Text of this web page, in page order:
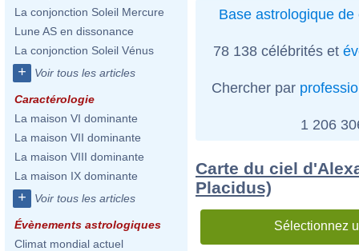
La conjonction Soleil Mercure
Lune AS en dissonance
La conjonction Soleil Vénus
+ Voir tous les articles
Caractérologie
La maison VI dominante
La maison VII dominante
La maison VIII dominante
La maison IX dominante
+ Voir tous les articles
Évènements astrologiques
Climat mondial actuel
Base astrologique de
78 138 célébrités et
Chercher par
1 206
Carte du ciel
Placidus)
Sélectionnez